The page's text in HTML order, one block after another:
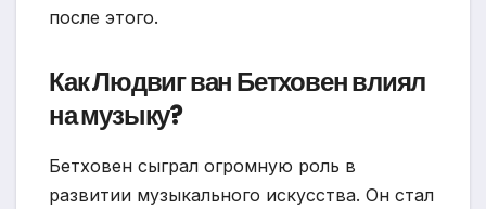
после этого.
Как Людвиг ван Бетховен влиял
на музыку?
Бетховен сыграл огромную роль в
развитии музыкального искусства. Он стал